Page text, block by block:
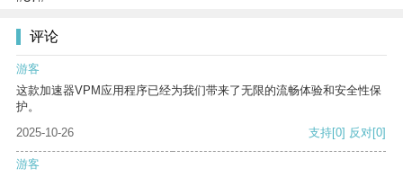
评论
游客
这款加速器VPM应用程序已经为我们带来了无限的流畅体验和安全性保
护。
2025-10-26
支持[0] 反对[0]
游客